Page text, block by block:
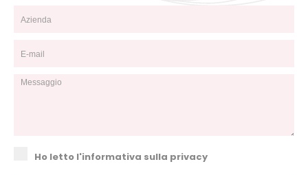
Ho letto l'informativa sulla privacy